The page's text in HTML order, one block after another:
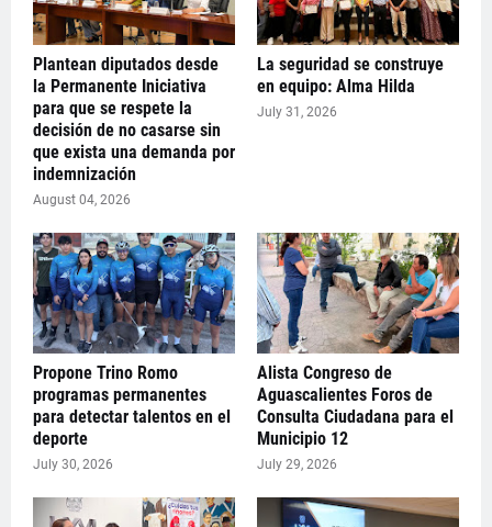
Plantean diputados desde
la Permanente Iniciativa
para que se respete la
decisión de no casarse sin
que exista una demanda por
indemnización
August 04, 2026
La seguridad se construye
en equipo: Alma Hilda
July 31, 2026
Propone Trino Romo
programas permanentes
para detectar talentos en el
deporte
July 30, 2026
Alista Congreso de
Aguascalientes Foros de
Consulta Ciudadana para el
Municipio 12
July 29, 2026